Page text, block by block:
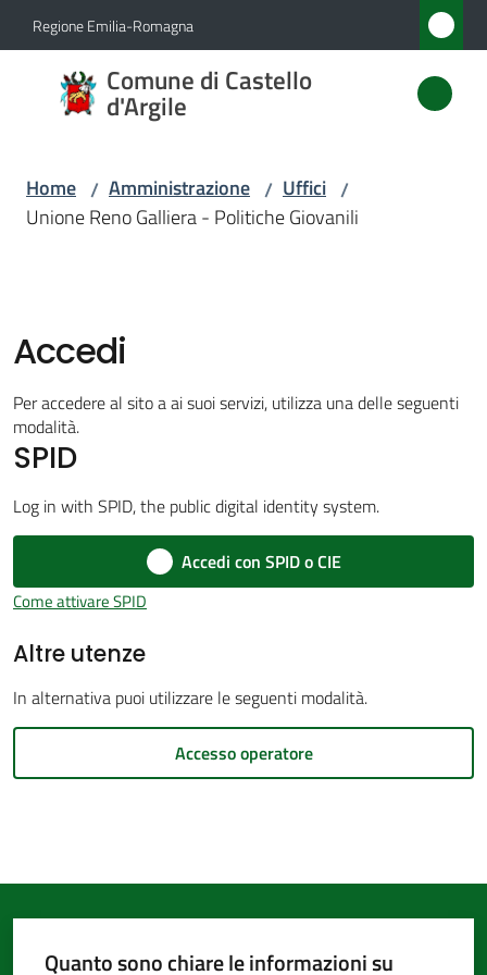
Vai al contenuto
Vai alla navigazione
Vai al footer
Regione Emilia-Romagna
Comune di Castello
d'Argile
Comune
di
Novità
Servizi
Vivere
d'Argile
Amministrazione
Trasparente
gli
Home / Amministrazione / Uffici /
Unione Reno Galliera - Politiche Giovanili
Accedi
Per accedere al sito a ai suoi servizi, utilizza una delle seguenti
modalità.
SPID
Log in with SPID, the public digital identity system.
Accedi con SPID o CIE
Come attivare SPID
Altre utenze
In alternativa puoi utilizzare le seguenti modalità.
Accesso operatore
Quanto sono chiare le informazioni su